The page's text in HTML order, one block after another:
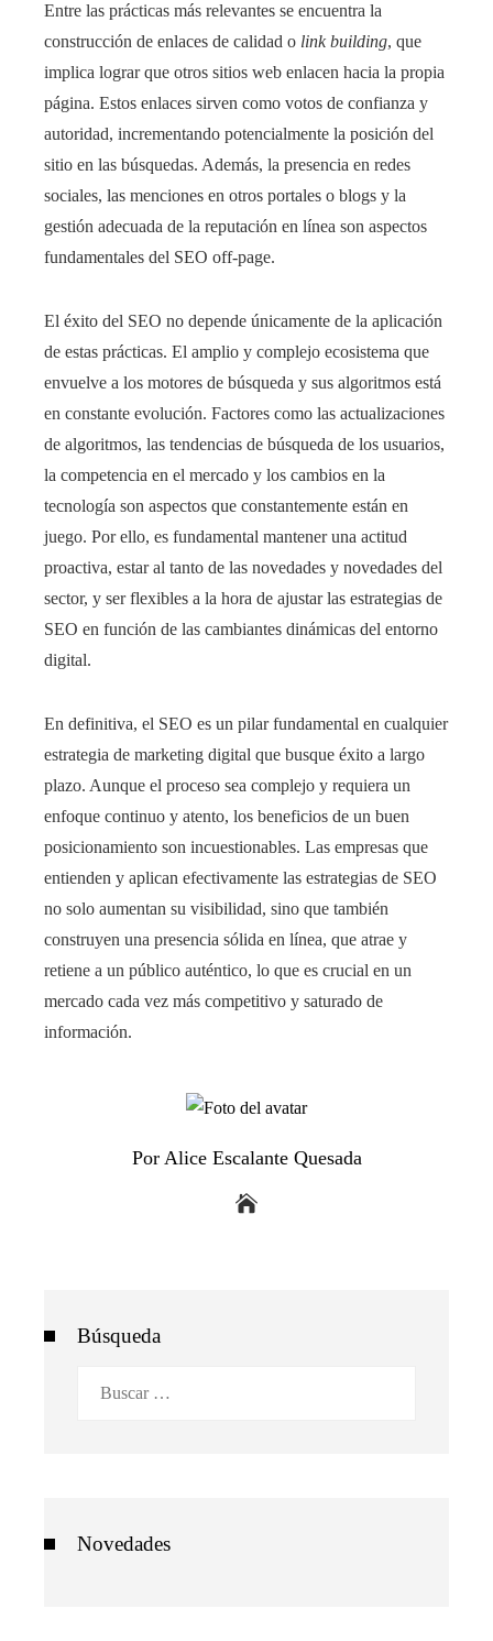
Entre las prácticas más relevantes se encuentra la
construcción de enlaces de calidad o link building, que
implica lograr que otros sitios web enlacen hacia la propia
página. Estos enlaces sirven como votos de confianza y
autoridad, incrementando potencialmente la posición del
sitio en las búsquedas. Además, la presencia en redes
sociales, las menciones en otros portales o blogs y la
gestión adecuada de la reputación en línea son aspectos
fundamentales del SEO off-page.
El éxito del SEO no depende únicamente de la aplicación
de estas prácticas. El amplio y complejo ecosistema que
envuelve a los motores de búsqueda y sus algoritmos está
en constante evolución. Factores como las actualizaciones
de algoritmos, las tendencias de búsqueda de los usuarios,
la competencia en el mercado y los cambios en la
tecnología son aspectos que constantemente están en
juego. Por ello, es fundamental mantener una actitud
proactiva, estar al tanto de las novedades y novedades del
sector, y ser flexibles a la hora de ajustar las estrategias de
SEO en función de las cambiantes dinámicas del entorno
digital.
En definitiva, el SEO es un pilar fundamental en cualquier
estrategia de marketing digital que busque éxito a largo
plazo. Aunque el proceso sea complejo y requiera un
enfoque continuo y atento, los beneficios de un buen
posicionamiento son incuestionables. Las empresas que
entienden y aplican efectivamente las estrategias de SEO
no solo aumentan su visibilidad, sino que también
construyen una presencia sólida en línea, que atrae y
retiene a un público auténtico, lo que es crucial en un
mercado cada vez más competitivo y saturado de
información.
Por Alice Escalante Quesada
Búsqueda
Novedades